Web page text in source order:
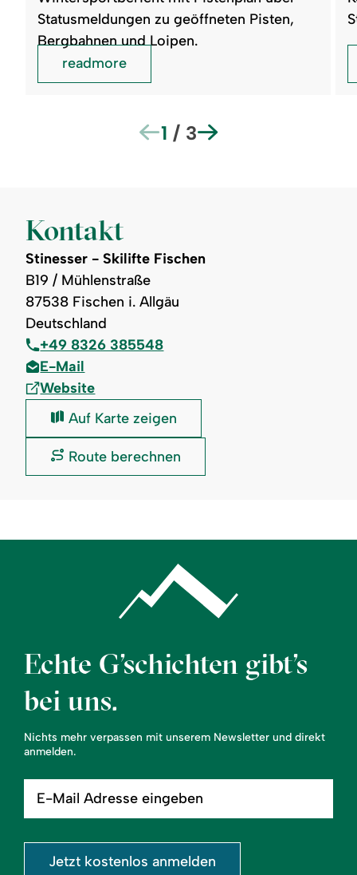
Statusmeldungen zu geöffneten Pisten,
Bergbahnen und Loipen.
readmore
1 / 3
Kontakt
Stinesser - Skilifte Fischen
B19 / Mühlenstraße
87538 Fischen i. Allgäu
Deutschland
+49 8326 385548
E-Mail
Website
Stinesser
Fischen:
Auf Karte zeigen
Stinesser
Route berechnen
Echte G’schichten gibt’s
bei uns.
Nichts mehr verpassen mit unserem Newsletter und direkt
anmelden.
Mail
eingeben
Jetzt kostenlos anmelden